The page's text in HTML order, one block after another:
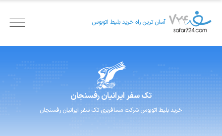
آسان ترین راه خرید بلیط اتوبوس
تک سفر ایرانیان رفسنجان
خرید بلیط اتوبوس شرکت مسافربری تک سفر ایرانیان رفسنجان